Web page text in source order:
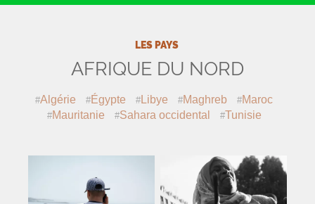
LES PAYS
AFRIQUE DU NORD
Algérie Égypte Libye Maghreb
Maroc
Mauritanie
Sahara occidental Tunisie